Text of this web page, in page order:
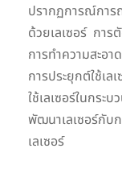
ปรากฏการณ์การ
ด้วยเลเซอร์ การ
การทำความสะอา
การประยุกต์ใช้เ
ใช้เลเซอร์ในกระ
พัฒนาเลเซอร์กับ
เลเซอร์